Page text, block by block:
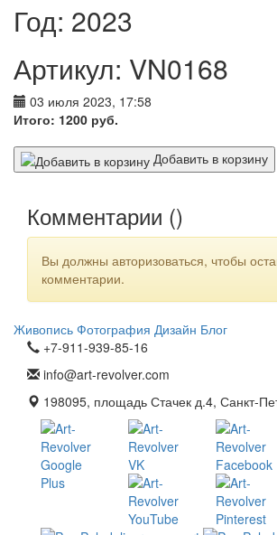
Год: 2023
Артикул: VN0168
03 июля 2023, 17:58
Итого: 1200 руб.
Добавить в корзину
Комментарии ()
Вы должны авторизоваться, чтобы
комментарии.
Живопись Фотография Дизайн Блог
+7-911-939-85-16
info@art-revolver.com
198095, площадь Стачек д.4, Санкт-